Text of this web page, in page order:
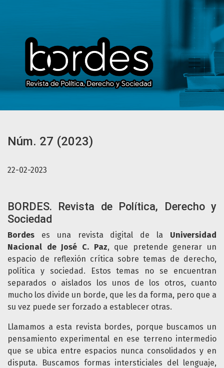
Núm. 27 (2023): BORDES. Revista de Política, Derecho y
Núm. 27 (2023)
22-02-2023
BORDES. Revista de Política, Derecho y
Sociedad
Bordes es una revista digital de la Universidad
Nacional de José C. Paz, que pretende generar un
espacio de reflexión crítica sobre temas de derecho,
política y sociedad. Estos temas no se encuentran
separados o aislados los unos de los otros, cuanto
mucho los divide un borde, que les da forma, pero que a
su vez puede ser forzado a establecer otras.
Llamamos a esta revista bordes, porque buscamos un
pensamiento experimental en ese terreno intermedio
que se ubica entre espacios nunca consolidados y en
disputa. Buscamos formas intersticiales del lenguaje,